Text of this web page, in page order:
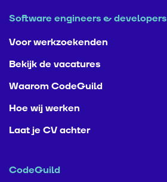
Software engineers & developers
Voor werkzoekenden
Bekijk de vacatures
Waarom CodeGuild
Hoe wij werken
Laat je CV achter
CodeGuild